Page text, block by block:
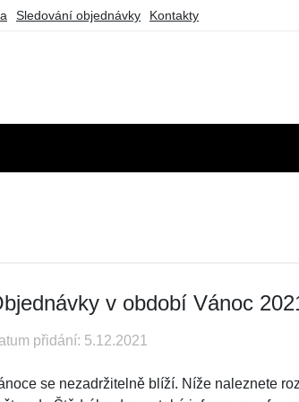
Sledování objednávky Kontakty
v období Vánoc
přidání: 5.12.2021
se nezadržitelně blíží. Níže naleznete